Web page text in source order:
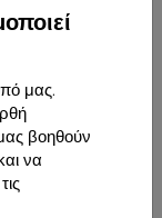
μας.
βοηθούν
να
€